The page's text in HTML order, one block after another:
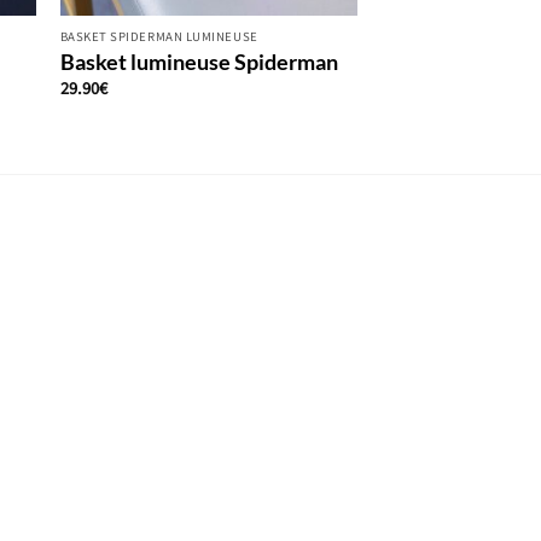
BASKET SPIDERMAN LUMINEUSE
Basket lumineuse Spiderman
29.90€